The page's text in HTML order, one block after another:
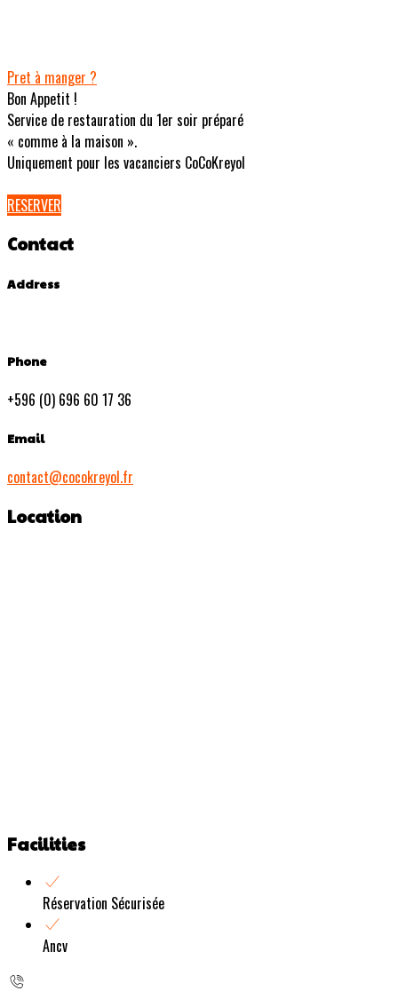
Pret à manger ?
Bon Appetit !
Service de restauration du 1er soir préparé
« comme à la maison ».
Uniquement pour les vacanciers CoCoKreyol
RESERVER
Contact
Address
Phone
+596 (0) 696 60 17 36
Email
contact@cocokreyol.fr
Location
Facilities
Réservation Sécurisée
Ancv